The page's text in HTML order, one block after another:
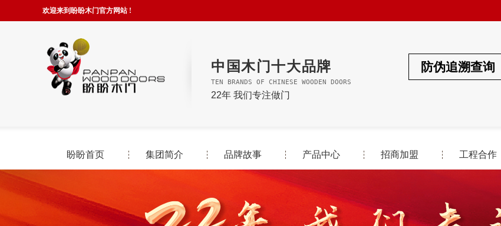
欢迎来到盼盼木门官方网站 !
中国木门十大品牌
TEN BRANDS OF CHINESE WOODEN DOORS
22年 我们专注做门
防伪追溯查询
盼盼首页 集团简介 品牌故事 产品中心 招商加盟 工程合作